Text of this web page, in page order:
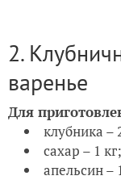
2.
варенье
Для
клубника –
сахар – 1 кг;
апельсин –